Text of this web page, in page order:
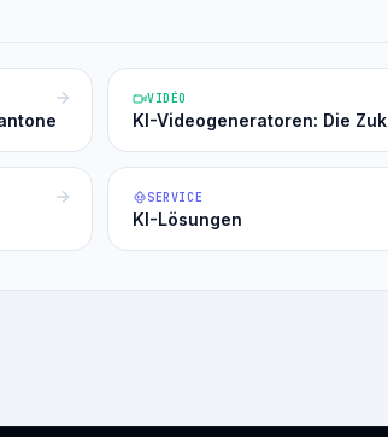
VIDÉO
KI-Videogeneratoren: Die
SERVICE
KI-Lösungen